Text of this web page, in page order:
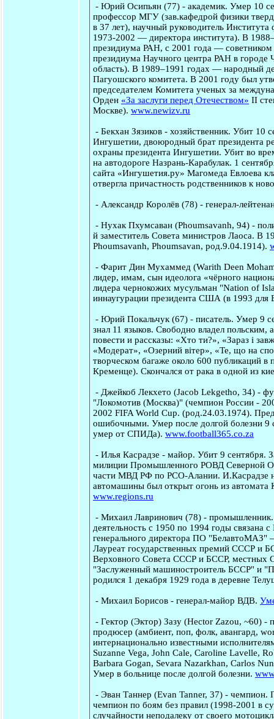
-Юрий Осипьян (77) - академик. Умер 10
профессор МГУ (зав.кафедрой физики
в 37 лет), научный руководитель
1973-2002 — директора института). В
президиума РАН, с 2001 года —
президиума Научного центра РАН в
область). В 1989–1991 годах — народный
Пагуошского комитета. В 2001 году был
председателем Комитета ученых за
Орден «За заслуги перед Отечеством» II
Москве).www.newizv.ru
-Бекхан Зязиков - хозяйственник. Убит 10
Ингушетии, двоюродный брат президента
охраны президента Ингушетии. Убит во
на автодороге Назрань-Карабулак. 1
сайта «Ингушетия.ру» Магомеда Евлоева
отвергла причастность родственников к
- Александр Королёв (78) - генерал-
-Нухак Пхумсаван (Phoumsavanh, 94) -
й заместитель Совета министров Лаоса. В
Phoumsavanh, Phoumsavan, род.9.04.1914).
-Фарит Дин Мухаммед (Warith Deen
лидер, имам, сын идеолога «чёрного
лидера чернокожих мусульман "Nation of
иннаугурации президента США (в 1993
-Юрий Покальчук (67) - писатель. Умер 9
знал 11 языков. Свободно владел
повести и рассказы: «Хто ти?», «Зараз і
«Модерат», «Озерний вітер», «Те, що на
творческом багаже около 600 публикаций
Кременце). Скончался от рака в одной из
- Джейкоб Лекхето (Jacob Lekgetho, 34) -
"Локомотив (Москва)" (чемпион России -
2002 FIFA World Cup. (род.24.03.1974).
ошибочными. Умер после долгой болезни
умер от СПИДа).www.football365.co.za
-Илья Касрадзе - майор. Убит 9 сентября.
милиции Промышленного РОВД Северной
части МВД РФ по РСО-Алании. И.Касрадзе
автомашины был открыт огонь из автомата
www.regions.ru
-Михаил Лавринович (78) -
деятельность с 1950 по 1994 годы
генерального директора ПО "БелавтоМАЗ"
Лауреат государственных премий СССР и
Верховного Совета СССР и БССР, местных
"Заслуженный машиностроитель БССР" и
родился 1 декабря 1929 года в деревне
-Михаил Борисов - генерал-майор ВДВ.
-Гектор (Эктор) Зазу (Hector Zazou, ~60) -
продюсер (амбиент, поп, фолк, авангард,
интернационально известными
Suzanne Vega, John Cale, Caroline Lavelle,
Barbara Gogan, Sevara Nazarkhan, Carlos
Умер в больнице после долгой болезни.
-Эван Таннер (Evan Tanner, 37) - чемпион.
чемпион по боям без правил (1998-2001 в
случайности неподалеку от своего